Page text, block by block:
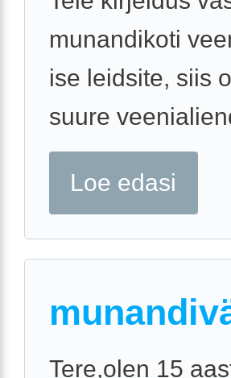
munandikoti
ise leidsite, siis
suure
Loe edasi
Tere,olen 15